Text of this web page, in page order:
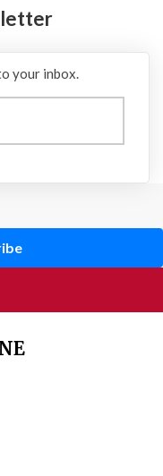
your inbox.